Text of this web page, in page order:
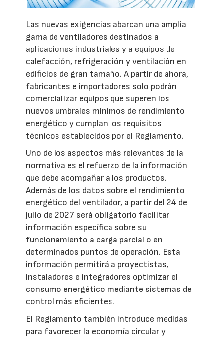
Las nuevas exigencias abarcan una amplia
gama de ventiladores destinados a
aplicaciones industriales y a equipos de
calefacción, refrigeración y ventilación en
edificios de gran tamaño. A partir de ahora,
fabricantes e importadores solo podrán
comercializar equipos que superen los
nuevos umbrales mínimos de rendimiento
energético y cumplan los requisitos
técnicos establecidos por el Reglamento.
Uno de los aspectos más relevantes de la
normativa es el refuerzo de la información
que debe acompañar a los productos.
Además de los datos sobre el rendimiento
energético del ventilador, a partir del 24 de
julio de 2027 será obligatorio facilitar
información específica sobre su
funcionamiento a carga parcial o en
determinados puntos de operación. Esta
información permitirá a proyectistas,
instaladores e integradores optimizar el
consumo energético mediante sistemas de
control más eficientes.
El Reglamento también introduce medidas
para favorecer la economía circular y